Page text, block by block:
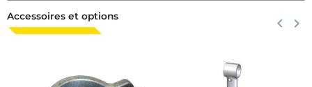
Accessoires et options keyboard_arrow_left keyboard_arrow_right